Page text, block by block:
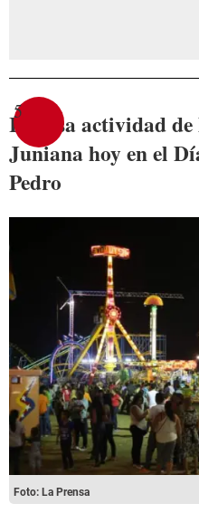
5
Intensa actividad
Juniana hoy en el
Pedro
Foto: La Prensa